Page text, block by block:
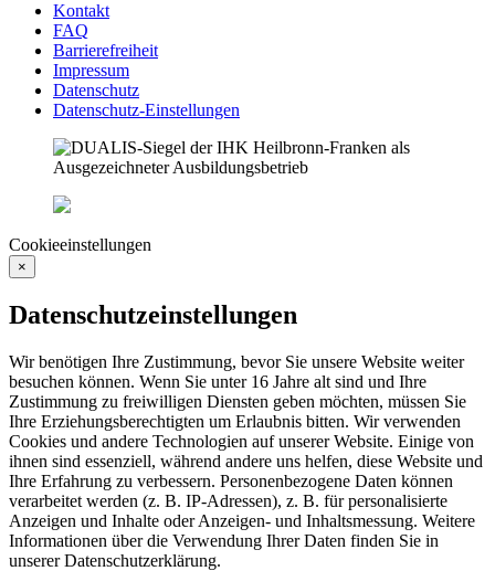
Kontakt
FAQ
Barrierefreiheit
Impressum
Datenschutz
Datenschutz-Einstellungen
Cookieeinstellungen
×
Datenschutzeinstellungen
Wir benötigen Ihre Zustimmung, bevor Sie unsere Website weiter
besuchen können. Wenn Sie unter 16 Jahre alt sind und Ihre
Zustimmung zu freiwilligen Diensten geben möchten, müssen Sie
Ihre Erziehungsberechtigten um Erlaubnis bitten. Wir verwenden
Cookies und andere Technologien auf unserer Website. Einige von
ihnen sind essenziell, während andere uns helfen, diese Website und
Ihre Erfahrung zu verbessern. Personenbezogene Daten können
verarbeitet werden (z. B. IP-Adressen), z. B. für personalisierte
Anzeigen und Inhalte oder Anzeigen- und Inhaltsmessung. Weitere
Informationen über die Verwendung Ihrer Daten finden Sie in
unserer Datenschutzerklärung.